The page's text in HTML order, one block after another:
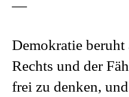
—
Demokratie
Rechts und der
frei zu denken,